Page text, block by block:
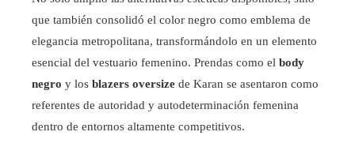
que también consolidó el color negro como emblema de
elegancia metropolitana, transformándolo en un elemento
esencial del vestuario femenino. Prendas como el body
negro y los blazers oversize de Karan se asentaron como
referentes de autoridad y autodeterminación femenina
dentro de entornos altamente competitivos.